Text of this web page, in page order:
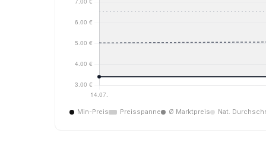
Min-Preis Preisspanne Ø Marktpreis Nat.